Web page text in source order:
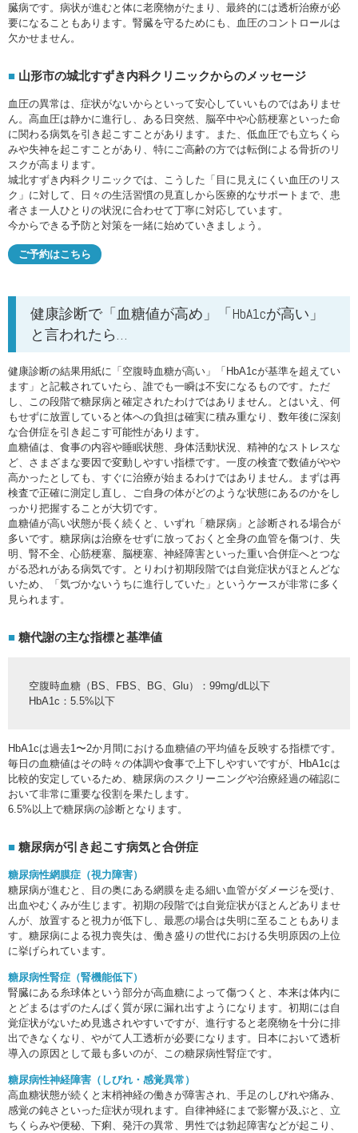
臓病です。病状が進むと体に老廃物がたまり、最終的には透析治療が必
要になることもあります。腎臓を守るためにも、血圧のコントロールは
欠かせません。
山形市の城北すずき内科クリニックからのメッセージ
血圧の異常は、症状がないからといって安心していいものではありませ
ん。高血圧は静かに進行し、ある日突然、脳卒中や心筋梗塞といった命
に関わる病気を引き起こすことがあります。また、低血圧でも立ちくら
みや失神を起こすことがあり、特にご高齢の方では転倒による骨折のリ
スクが高まります。
城北すずき内科クリニックでは、こうした「目に見えにくい血圧のリス
ク」に対して、日々の生活習慣の見直しから医療的なサポートまで、患
者さま一人ひとりの状況に合わせて丁寧に対応しています。
今からできる予防と対策を一緒に始めていきましょう。
ご予約はこちら
健康診断で「血糖値が高め」「HbA1cが高い」
と言われたら…
健康診断の結果用紙に「空腹時血糖が高い」「HbA1cが基準を超えてい
ます」と記載されていたら、誰でも一瞬は不安になるものです。ただ
し、この段階で糖尿病と確定されたわけではありません。とはいえ、何
もせずに放置していると体への負担は確実に積み重なり、数年後に深刻
な合併症を引き起こす可能性があります。
血糖値は、食事の内容や睡眠状態、身体活動状況、精神的なストレスな
ど、さまざまな要因で変動しやすい指標です。一度の検査で数値がやや
高かったとしても、すぐに治療が始まるわけではありません。まずは再
検査で正確に測定し直し、ご自身の体がどのような状態にあるのかをし
っかり把握することが大切です。
血糖値が高い状態が長く続くと、いずれ「糖尿病」と診断される場合が
多いです。糖尿病は治療をせずに放っておくと全身の血管を傷つけ、失
明、腎不全、心筋梗塞、脳梗塞、神経障害といった重い合併症へとつな
がる恐れがある病気です。とりわけ初期段階では自覚症状がほとんどな
いため、「気づかないうちに進行していた」というケースが非常に多く
見られます。
糖代謝の主な指標と基準値
空腹時血糖（BS、FBS、BG、Glu）：99mg/dL以下
HbA1c：5.5%以下
HbA1cは過去1〜2か月間における血糖値の平均値を反映する指標です。
毎日の血糖値はその時々の体調や食事で上下しやすいですが、HbA1cは
比較的安定しているため、糖尿病のスクリーニングや治療経過の確認に
おいて非常に重要な役割を果たします。
6.5%以上で糖尿病の診断となります。
糖尿病が引き起こす病気と合併症
糖尿病性網膜症（視力障害）
糖尿病が進むと、目の奥にある網膜を走る細い血管がダメージを受け、
出血やむくみが生じます。初期の段階では自覚症状がほとんどありませ
んが、放置すると視力が低下し、最悪の場合は失明に至ることもありま
す。糖尿病による視力喪失は、働き盛りの世代における失明原因の上位
に挙げられています。
糖尿病性腎症（腎機能低下）
腎臓にある糸球体という部分が高血糖によって傷つくと、本来は体内に
とどまるはずのたんぱく質が尿に漏れ出すようになります。初期には自
覚症状がないため見逃されやすいですが、進行すると老廃物を十分に排
出できなくなり、やがて人工透析が必要になります。日本において透析
導入の原因として最も多いのが、この糖尿病性腎症です。
糖尿病性神経障害（しびれ・感覚異常）
高血糖状態が続くと末梢神経の働きが障害され、手足のしびれや痛み、
感覚の鈍さといった症状が現れます。自律神経にまで影響が及ぶと、立
ちくらみや便秘、下痢、発汗の異常、男性では勃起障害などが起こり、